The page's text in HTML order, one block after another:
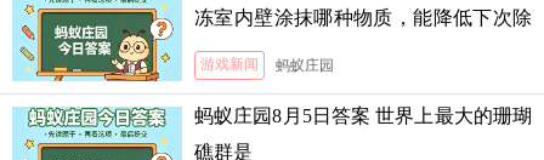
冻室内壁涂抹哪种物质，能降低下次除
霜的难度
游戏新闻 蚂蚁庄园
蚂蚁庄园8月5日答案 世界上最大的珊瑚
礁群是